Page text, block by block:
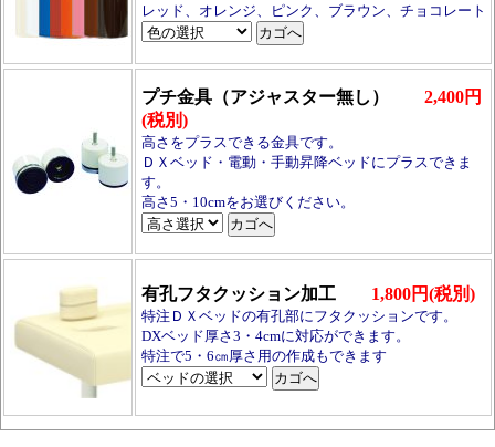
レッド、オレンジ、ピンク、ブラウン、チョコレート
プチ金具（アジャスター無し） 2,400円
(税別)
高さをプラスできる金具です。
ＤＸベッド・電動・手動昇降ベッドにプラスできま
す。
高さ5・10cmをお選びください。
有孔フタクッション加工 1,800円(税別)
特注ＤＸベッドの有孔部にフタクッションです。
DXベッド厚さ3・4cmに対応ができます。
特注で5・6㎝厚さ用の作成もできます